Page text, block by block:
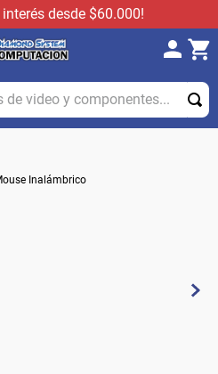
desde $60.000!
video y componentes...
Inalámbrico